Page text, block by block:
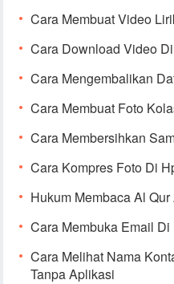
Cara Membuat Video
Cara Download Video
Cara Mengembalikan
Cara Membuat Foto
Cara Membersihkan
Cara Kompres Foto Di
Hukum Membaca Al
Cara Membuka Email
Cara Melihat Nama
Tanpa Aplikasi